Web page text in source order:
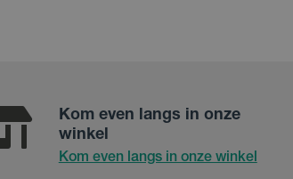
Kom even langs in onze
winkel
Kom even langs in onze winkel